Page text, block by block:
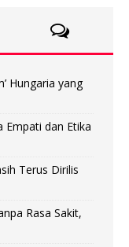
Hungaria yang
Empati dan Etika
Terus Dirilis
Rasa Sakit,